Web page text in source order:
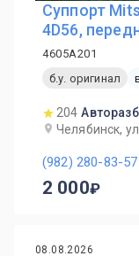
Суппорт
4D56,
4605A201
б.у. оригинал
204
Челябинск,
(982) 280-83-57
2 000
08.08.2026